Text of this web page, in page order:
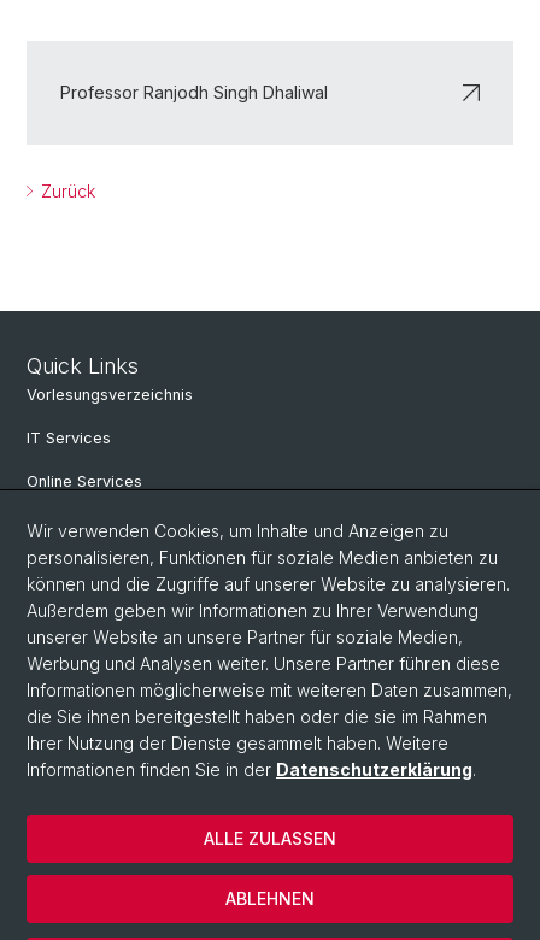
Professor Ranjodh Singh Dhaliwal
Zurück
Quick Links
Vorlesungsverzeichnis
IT Services
Online Services
Personensuche
PhD Programm
Dokumente & Links
News & Events
© Universität Basel
Datenschutzerklärung
Philosophisch-Historische Fakultät
Wir verwenden Cookies, um Inhalte und Anzeigen zu
personalisieren, Funktionen für soziale Medien anbieten zu
können und die Zugriffe auf unserer Website zu analysieren.
Außerdem geben wir Informationen zu Ihrer Verwendung
unserer Website an unsere Partner für soziale Medien,
Werbung und Analysen weiter. Unsere Partner führen diese
Informationen möglicherweise mit weiteren Daten zusammen,
die Sie ihnen bereitgestellt haben oder die sie im Rahmen
Ihrer Nutzung der Dienste gesammelt haben. Weitere
Informationen finden Sie in der Datenschutzerklärung.
ABLEHNEN
ALLE ZULASSEN